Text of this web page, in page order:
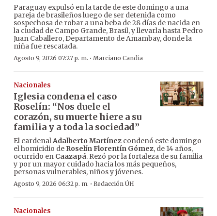
Paraguay expulsó en la tarde de este domingo a una
pareja de brasileños luego de ser detenida como
sospechosa de robar a una beba de 28 días de nacida en
la ciudad de Campo Grande, Brasil, y llevarla hasta Pedro
Juan Caballero, Departamento de Amambay, donde la
niña fue rescatada.
Agosto 9, 2026 07:27 p. m. · Marciano Candia
Nacionales
Iglesia condena el caso
Roselín: “Nos duele el
corazón, su muerte hiere a su
familia y a toda la sociedad”
El cardenalAdalberto Martínez condenó este domingo
el homicidio de Roselín Florentín Gómez, de 14 años,
ocurrido en Caazapá. Rezó por la fortaleza de su familia
y por un mayor cuidado hacia los más pequeños,
personas vulnerables, niños y jóvenes.
Agosto 9, 2026 06:32 p. m. · Redacción ÚH
Nacionales